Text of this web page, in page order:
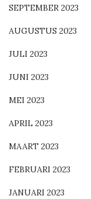
SEPTEMBER 2023
AUGUSTUS 2023
JULI 2023
JUNI 2023
MEI 2023
APRIL 2023
MAART 2023
FEBRUARI 2023
JANUARI 2023